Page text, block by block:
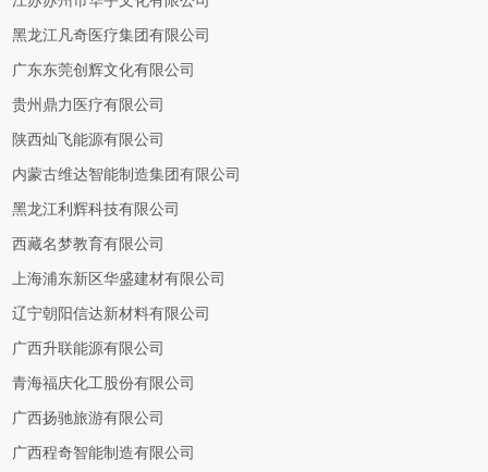
黑龙江凡奇医疗集团有限公司
广东东莞创辉文化有限公司
贵州鼎力医疗有限公司
陕西灿飞能源有限公司
内蒙古维达智能制造集团有限公司
黑龙江利辉科技有限公司
西藏名梦教育有限公司
上海浦东新区华盛建材有限公司
辽宁朝阳信达新材料有限公司
广西升联能源有限公司
青海福庆化工股份有限公司
广西扬驰旅游有限公司
广西程奇智能制造有限公司